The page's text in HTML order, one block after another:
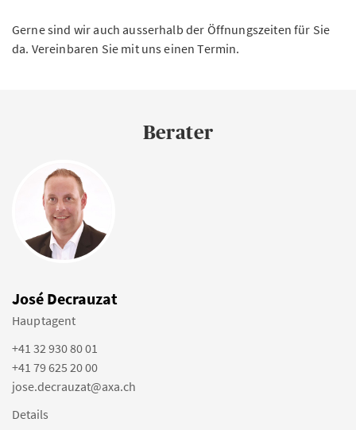
Gerne sind wir auch ausserhalb der Öffnungszeiten für Sie
da. Vereinbaren Sie mit uns einen Termin.
Berater
José Decrauzat
Hauptagent
+41 32 930 80 01
+41 79 625 20 00
jose.decrauzat@axa.ch
Details